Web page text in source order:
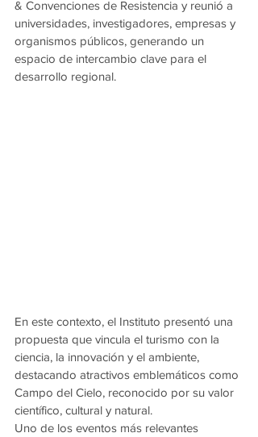
& Convenciones de Resistencia y reunió a
universidades, investigadores, empresas y
organismos públicos, generando un
espacio de intercambio clave para el
desarrollo regional.
En este contexto, el Instituto presentó una
propuesta que vincula el turismo con la
ciencia, la innovación y el ambiente,
destacando atractivos emblemáticos como
Campo del Cielo, reconocido por su valor
científico, cultural y natural.
Uno de los eventos más relevantes